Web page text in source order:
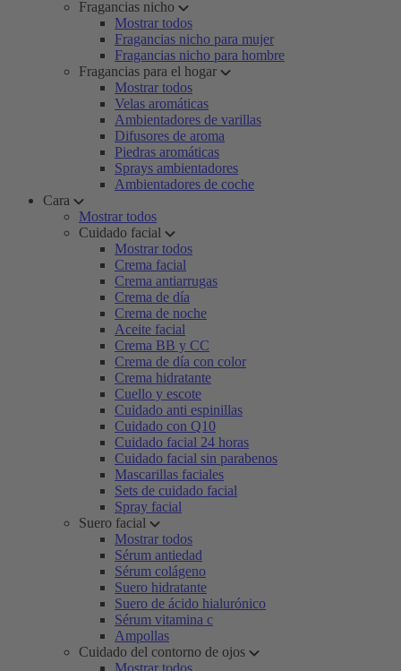
Fragancias nicho
Mostrar todos
Fragancias nicho para mujer
Fragancias nicho para hombre
Fragancias para el hogar
Mostrar todos
Velas aromáticas
Ambientadores de varillas
Difusores de aroma
Piedras aromáticas
Sprays ambientadores
Ambientadores de coche
Cara
Mostrar todos
Cuidado facial
Mostrar todos
Crema facial
Crema antiarrugas
Crema de día
Crema de noche
Aceite facial
Crema BB y CC
Crema de día con color
Crema hidratante
Cuello y escote
Cuidado anti espinillas
Cuidado con Q10
Cuidado facial 24 horas
Cuidado facial sin parabenos
Mascarillas faciales
Sets de cuidado facial
Spray facial
Suero facial
Mostrar todos
Sérum antiedad
Sérum colágeno
Suero hidratante
Suero de ácido hialurónico
Sérum vitamina c
Ampollas
Cuidado del contorno de ojos
Mostrar todos